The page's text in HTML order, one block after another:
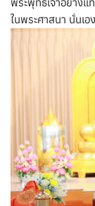
พระพุทธเจ้าอย่างแ
ในพระศาสนา นั่นเอ